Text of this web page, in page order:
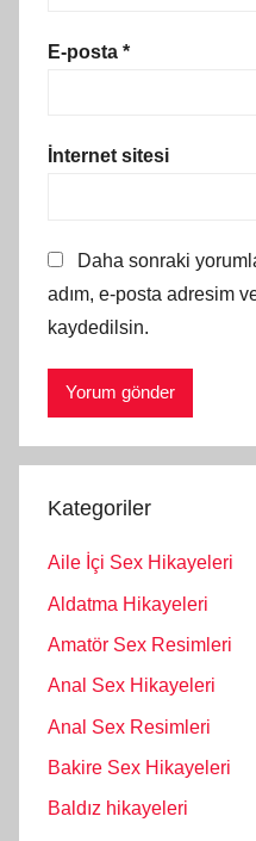
E-posta *
İnternet sitesi
Daha sonraki
adım, e-posta adresim
kaydedilsin.
Kategoriler
Aile İçi Sex Hikayeleri
Aldatma Hikayeleri
Amatör Sex Resimleri
Anal Sex Hikayeleri
Anal Sex Resimleri
Bakire Sex Hikayeleri
Baldız hikayeleri